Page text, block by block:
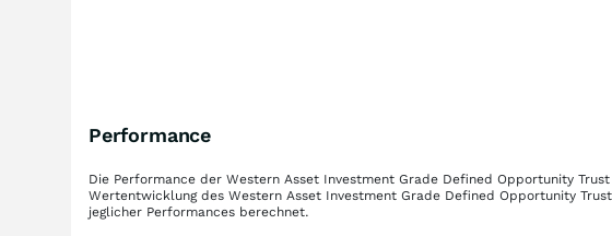
Performance
Die Performance der Western Asset Investment Grade Defined Opportunity Trust
Wertentwicklung des Western Asset Investment Grade Defined Opportunity
jeglicher Performances berechnet.